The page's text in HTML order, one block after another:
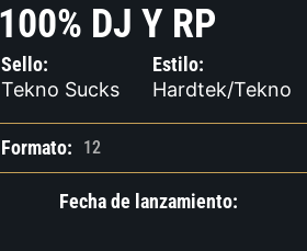
DJ Y RP
Sello:
Tekno Sucks
Estilo:
Hardtek/Tekno
Formato: 12
Fecha de lanzamiento: